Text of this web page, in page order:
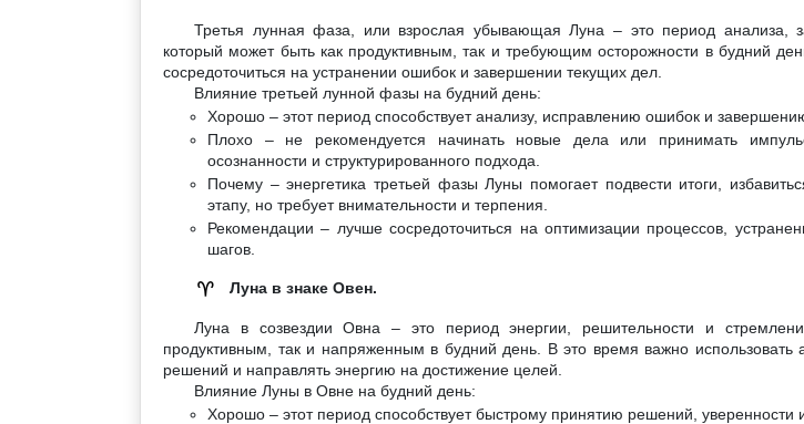
Третья лунная фаза, или взрослая убывающая Луна – это период анализа,
который может быть как продуктивным, так и требующим осторожности в будний
сосредоточиться на устранении ошибок и завершении текущих дел.
Влияние третьей лунной фазы на будний день:
Хорошо – этот период способствует анализу, исправлению ошибок и
Плохо – не рекомендуется начинать новые дела или принимать
осознанности и структурированного подхода.
Почему – энергетика третьей фазы Луны помогает подвести итоги,
этапу, но требует внимательности и терпения.
Рекомендации – лучше сосредоточиться на оптимизации процессов,
шагов.
♈ Луна в знаке Овен.
Луна в созвездии Овна – это период энергии, решительности и
продуктивным, так и напряженным в будний день. В это время важно использовать
решений и направлять энергию на достижение целей.
Влияние Луны в Овне на будний день:
Хорошо – этот период способствует быстрому принятию решений, уверенности